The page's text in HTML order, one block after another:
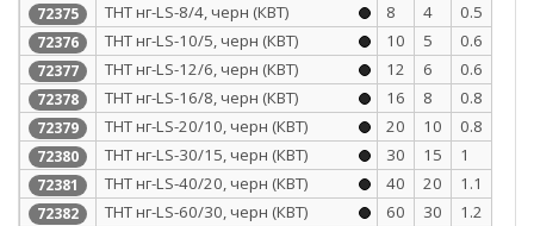
72375 ТНТ нг-LS-8/4, черн (КВТ) 8 4 0.5
72376 ТНТ нг-LS-10/5, черн (КВТ) 10 5 0.6
72377 ТНТ нг-LS-12/6, черн (КВТ) 12 6 0.6
72378 ТНТ нг-LS-16/8, черн (КВТ) 16 8 0.8
72379 ТНТ нг-LS-20/10, черн (КВТ) 20 10 0.8
72380 ТНТ нг-LS-30/15, черн (КВТ) 30 15 1
72381 ТНТ нг-LS-40/20, черн (КВТ) 40 20 1.1
72382 ТНТ нг-LS-60/30, черн (КВТ) 60 30 1.2